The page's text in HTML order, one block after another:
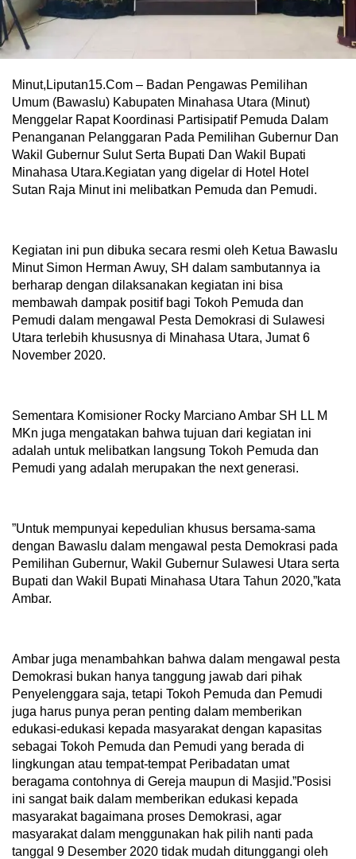
Minut,Liputan15.Com – Badan Pengawas Pemilihan
Umum (Bawaslu) Kabupaten Minahasa Utara (Minut)
Menggelar Rapat Koordinasi Partisipatif Pemuda Dalam
Penanganan Pelanggaran Pada Pemilihan Gubernur Dan
Wakil Gubernur Sulut Serta Bupati Dan Wakil Bupati
Minahasa Utara.Kegiatan yang digelar di Hotel Hotel
Sutan Raja Minut ini melibatkan Pemuda dan Pemudi.
Kegiatan ini pun dibuka secara resmi oleh Ketua Bawaslu
Minut Simon Herman Awuy, SH dalam sambutannya ia
berharap dengan dilaksanakan kegiatan ini bisa
membawah dampak positif bagi Tokoh Pemuda dan
Pemudi dalam mengawal Pesta Demokrasi di Sulawesi
Utara terlebih khususnya di Minahasa Utara, Jumat 6
November 2020.
Sementara Komisioner Rocky Marciano Ambar SH LL M
MKn juga mengatakan bahwa tujuan dari kegiatan ini
adalah untuk melibatkan langsung Tokoh Pemuda dan
Pemudi yang adalah merupakan the next generasi.
”Untuk mempunyai kepedulian khusus bersama-sama
dengan Bawaslu dalam mengawal pesta Demokrasi pada
Pemilihan Gubernur, Wakil Gubernur Sulawesi Utara serta
Bupati dan Wakil Bupati Minahasa Utara Tahun 2020,”kata
Ambar.
Ambar juga menambahkan bahwa dalam mengawal pesta
Demokrasi bukan hanya tanggung jawab dari pihak
Penyelenggara saja, tetapi Tokoh Pemuda dan Pemudi
juga harus punya peran penting dalam memberikan
edukasi-edukasi kepada masyarakat dengan kapasitas
sebagai Tokoh Pemuda dan Pemudi yang berada di
lingkungan atau tempat-tempat Peribadatan umat
beragama contohnya di Gereja maupun di Masjid.”Posisi
ini sangat baik dalam memberikan edukasi kepada
masyarakat bagaimana proses Demokrasi, agar
masyarakat dalam menggunakan hak pilih nanti pada
tanggal 9 Desember 2020 tidak mudah ditunggangi oleh